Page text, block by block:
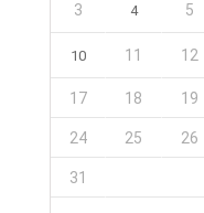
3 4 5
10 11 12
17 18 19
24 25 26
31